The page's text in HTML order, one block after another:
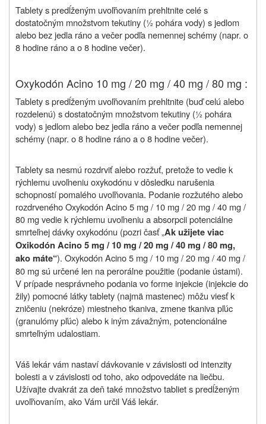
Tablety s predĺženým uvoľňovaním prehltnite celé s
dostatočným množstvom tekutiny (½ pohára vody) s jedlom
alebo bez jedla ráno a večer podľa nemennej schémy (napr. o
8 hodine ráno a o 8 hodine večer).
Oxykodón Acino 10 mg / 20 mg / 40 mg / 80 mg :
Tablety s predĺženým uvoľňovaním prehltnite (buď celú alebo
rozdelenú) s dostatočným množstvom tekutiny (½ pohára
vody) s jedlom alebo bez jedla ráno a večer podľa nemennej
schémy (napr. o 8 hodine ráno a o 8 hodine večer).
Tablety sa nesmú rozdrviť alebo rozžuť, pretože to vedie k
rýchlemu uvoľneniu oxykodónu v dôsledku narušenia
schopností pomalého uvoľňovania. Podanie rozžutého alebo
rozdrveného Oxykodón Acino 5 mg / 10 mg / 20 mg / 40 mg /
80 mg vedie k rýchlemu uvoľneniu a absorpcii potenciálne
smrteľnej dávky oxykodónu (pozri časť „Ak užijete viac
Oxikodón Acino 5 mg / 10 mg / 20 mg / 40 mg / 80 mg,
ako máte“). Oxykodón Acino 5 mg / 10 mg / 20 mg / 40 mg /
80 mg sú určené len na perorálne použitie (podanie ústami).
V prípade nesprávneho podania vo forme injekcie (injekcie do
žily) pomocné látky tablety (najmä mastenec) môžu viesť k
zničeniu (nekróze) miestneho tkaniva, zmene tkaniva pľúc
(granulómy pľúc) alebo k iným závažným, potencionálne
smrteľným udalostiam.
Váš lekár vám nastaví dávkovanie v závislosti od intenzity
bolesti a v závislosti od toho, ako odpovedáte na liečbu.
Užívajte dvakrát za deň také množstvo tabliet s predĺženým
uvoľňovaním, ako Vám určil Váš lekár.